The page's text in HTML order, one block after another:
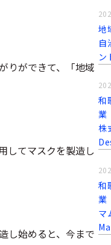
りができて、「地域
してマスクを製造し
し始めると、今まで
地
自
ン
和
業
株
和
業
マ